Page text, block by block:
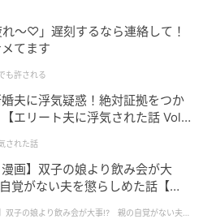
徴的な「APE FACE」のブラ
醸し出し、おしゃれなアク
〜♡」遅刻するなら連絡して！
てます
も許される
婚夫に浮気疑惑！絶対証拠をつか
エリート夫に浮気された話 Vol.
された話
漫画】双子の娘より飲み会が大
がない夫を懲らしめた話【第1
双子の娘より飲み会が大事!? 親の自覚がない夫を